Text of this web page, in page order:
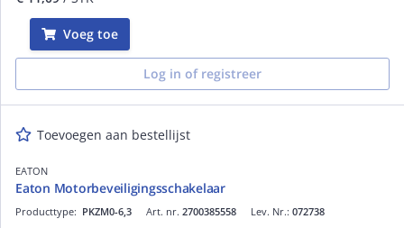
Voeg toe
Log in of registreer
Toevoegen aan bestellijst
EATON
Eaton Motorbeveiligingsschakelaar
Art. nr. 2700385558
Producttype: PKZM0-6,3 Lev. Nr.: 072738